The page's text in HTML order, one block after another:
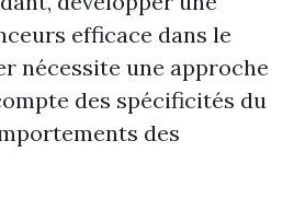
efficace dans le
nécessite une approche
des spécificités du
des